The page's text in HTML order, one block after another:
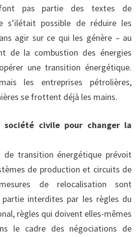
font pas partie des textes de
s’ilétait possible de réduire les
agir sur ce qui les génère – au
de la combustion des énergies
une transition énergétique.
les entreprises pétrolières,
se frottent déjà les mains.
civile pour changer la
de transition énergétique prévoit
de production et circuits de
de relocalisation sont
interdites par les règles du
règles qui doivent elles-mêmes
le cadre des négociations de